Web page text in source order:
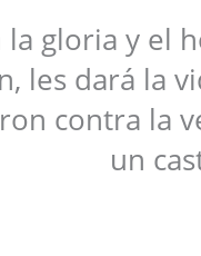
gloria y el
les dará la
contra la
un